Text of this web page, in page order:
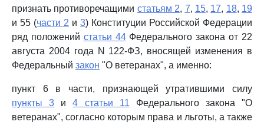
признать противоречащими статьям 2, 7, 15, 17, 18, 19
и 55 (части 2 и 3) Конституции Российской Федерации
ряд положений статьи 44Федерального закона от 22
августа 2004 года N 122-ФЗ, вносящей изменения в
Федеральный закон "О ветеранах", а именно:
пункт 6 в части, признающей утратившими силу
пункты 3 и4 статьи 11 Федерального закона "О
ветеранах", согласно которым права и льготы, а также